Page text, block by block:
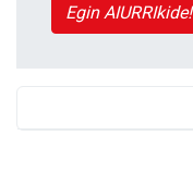
Egin AIURRIkide!